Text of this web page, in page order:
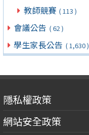
教師競賽 ( 113 )
會議公告 ( 62 )
學生家長公告 ( 1,630 )
隱私權政策
網站安全政策